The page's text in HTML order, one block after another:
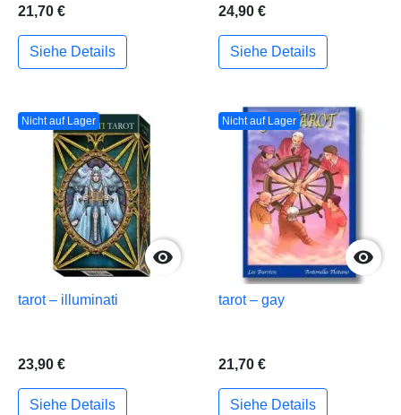
21,70 €
Siehe Details
24,90 €
Siehe Details
Nicht auf Lager

tarot – illuminati
23,90 €
Siehe Details
Nicht auf Lager

tarot – gay
21,70 €
Siehe Details